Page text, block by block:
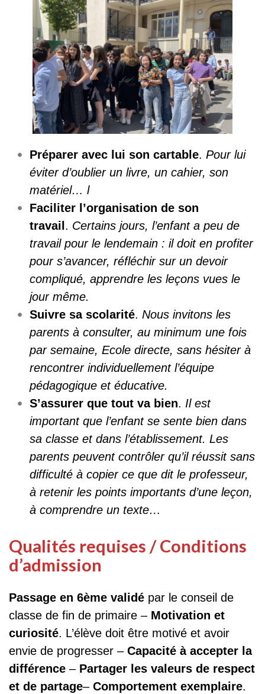
Préparer avec lui son cartable. Pour lui
éviter d’oublier un livre, un cahier, son
matériel… l
Faciliter l’organisation de son
travail . Certains jours, l’enfant a peu de
travail pour le lendemain : il doit en profiter
pour s’avancer, réfléchir sur un devoir
compliqué, apprendre les leçons vues le
jour même.
Suivre sa scolarité. Nous invitons les
parents à consulter, au minimum une fois
par semaine, Ecole directe, sans hésiter à
rencontrer individuellement l’équipe
pédagogique et éducative.
S’assurer que tout va bien. Il est
important que l’enfant se sente bien dans
sa classe et dans l’établissement. Les
parents peuvent contrôler qu’il réussit sans
difficulté à copier ce que dit le professeur,
à retenir les points importants d’une leçon,
à comprendre un texte…
Qualités requises / Conditions
d’admission
Passage en 6ème validé par le conseil de
classe de fin de primaire – Motivation et
curiosité. L’élève doit être motivé et avoir
envie de progresser – Capacité à accepter la
différence – Partager les valeurs de respect
et de partage– Comportement exemplaire.